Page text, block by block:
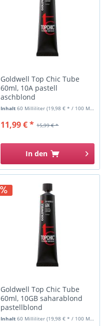
Goldwell Top Chic Tube
60ml, 10A pastell
aschblond
Inhalt60 Milliliter(19,98 € * / 100 Milliliter)
15,99 € *
11,99 € *
In den
Goldwell Top Chic Tube
60ml, 10GB saharablond
pastellblond
Inhalt60 Milliliter(19,98 € * / 100 Milliliter)